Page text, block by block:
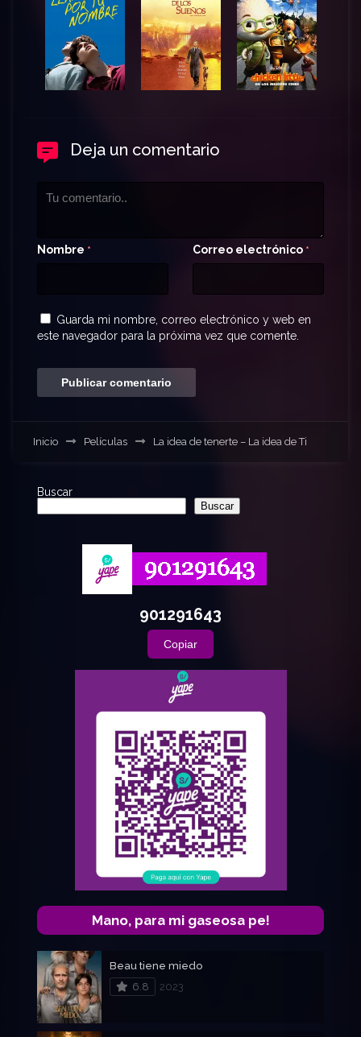
Deja un comentario
Nombre * Correo electrónico *
Guarda mi nombre, correo electrónico y web en
este navegador para la próxima vez que comente.
Inicio Películas La idea de tenerte – La idea de Ti
Buscar
Buscar
901291643
Copiar
Mano, para mi gaseosa pe!
Beau tiene miedo
6.8
2023